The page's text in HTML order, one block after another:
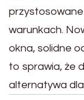
warunkach.
okna, solidne
to sprawia, że
alternatywa